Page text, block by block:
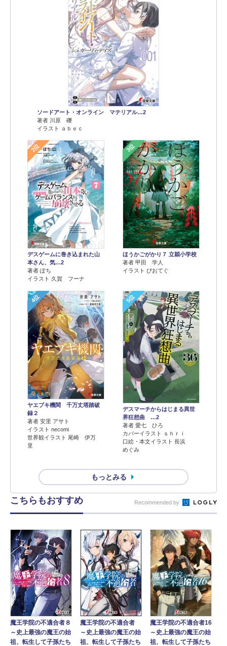
ソードアート・オンライン マテリアル…2
著者 川原 礫
イラスト ａｂｅｃ
2位
デスゲームに巻き込まれた山
本さん、気…2
著者 ぽち
イラスト 久賀 フーナ
3位
ほうかごがかり７ 立穎小学校
著者 甲田 学人
イラスト ぴおてぐ
4位
ヤエブキ機関 千万丈塔踏破
録２
著者 安里 アサト
イラスト necomi
世界観イラスト 尾崎 伊万
里
5位
デスマーチからはじまる異世
界狂想曲 …2
著者 愛七 ひろ
カバーイラスト ｓｈｒｉ
口絵・本文イラスト 長浜
めぐみ
もっとみる
こちらもおすすめ Recommended by
魔王学院の不適合者８
～史上最強の魔王の始
祖、転生して子孫たち
魔王学院の不適合者
～史上最強の魔王の始
祖、転生して子孫たち
魔王学院の不適合者16
～史上最強の魔王の始
祖、転生して子孫たち